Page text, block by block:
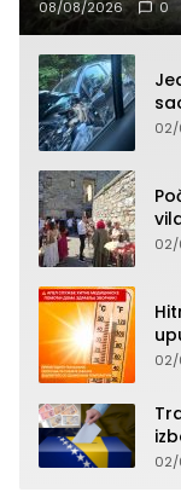
08/08/2026 0